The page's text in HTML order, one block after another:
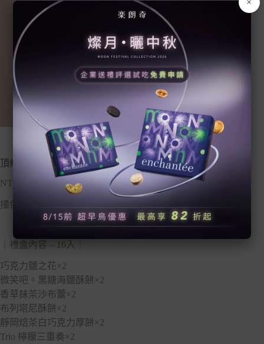
頂級彤粉 M
NT$
撞色美學與法式時尚花框的優雅邂逅
｜禮盒內容 – 16入｜
巧克力鹽之花×2
微笑吧。黑糖海鹽酥餅×2
香草抹茶沙布蕾×2
布列塔尼酥餅×2
靜岡焙茶白巧克力厚餅×2
Trio 檸檬三重奏×2
×